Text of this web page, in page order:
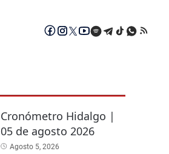
Cronómetro Hidalgo |
05 de agosto 2026
Agosto 5, 2026